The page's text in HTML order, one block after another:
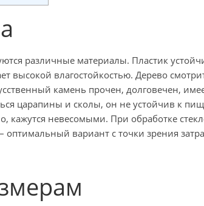
различные материалы. Пластик
высокой влагостойкостью. Дерево
камень прочен, долговечен,
царапины и сколы, он не устойчив к
кажутся невесомыми. При обработке
вариант с точки зрения